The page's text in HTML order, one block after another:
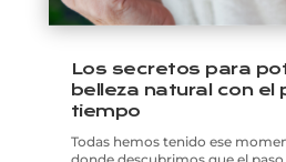
Los secretos para
belleza natural con el
tiempo
Todas hemos tenido ese